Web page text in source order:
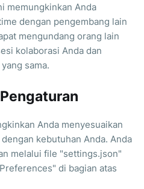
memungkinkan Anda
dengan pengembang lain
mengundang orang lain
kolaborasi Anda dan
sama.
Anda menyesuaikan
kebutuhan Anda. Anda
melalui file "settings.json"
di bagian atas